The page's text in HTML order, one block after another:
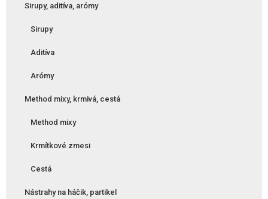
Sirupy, aditíva, arómy
Sirupy
Aditíva
Arómy
Method mixy, krmivá, cestá
Method mixy
Krmítkové zmesi
Cestá
Nástrahy na háčik, partikel